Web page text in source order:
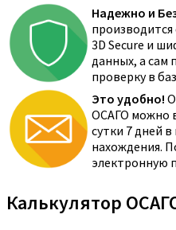
Надежно и
3D Secure и
данных, а сам
проверку в
Это удобно!
ОСАГО можно
сутки 7 дней
нахождения.
электронную
Калькулятор